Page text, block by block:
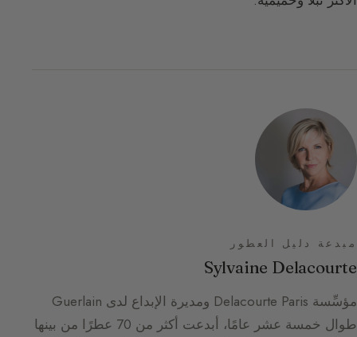
مبدعة دليل العطور
Sylvaine Delacourte
مؤسِّسة Delacourte Paris ومديرة الإبداع لدى Guerlain
طوال خمسة عشر عامًا، أبدعت أكثر من 70 عطرًا من بينها